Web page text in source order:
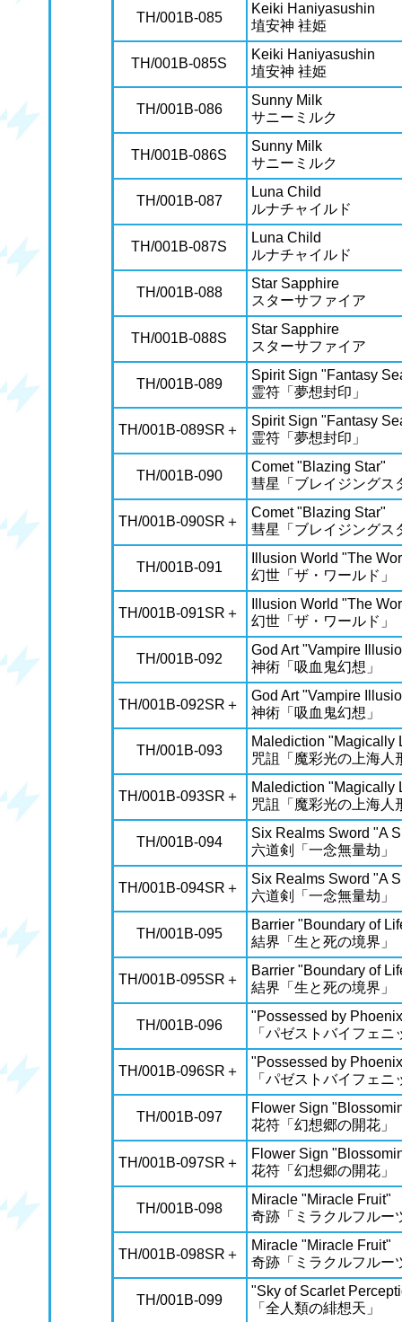
TH/001B-085
Keiki Haniyasushin
埴安神 袿姫
TH/001B-085S
Keiki Haniyasushin
埴安神 袿姫
TH/001B-086
Sunny Milk
サニーミルク
TH/001B-086S
Sunny Milk
サニーミルク
TH/001B-087
Luna Child
ルナチャイルド
TH/001B-087S
Luna Child
ルナチャイルド
TH/001B-088
Star Sapphire
スターサファイア
TH/001B-088S
Star Sapphire
スターサファイア
TH/001B-089
Spirit Sign "Fantasy
霊符「夢想封印」
TH/001B-089SR＋
Spirit Sign "Fantasy
霊符「夢想封印」
TH/001B-090
Comet "Blazing Star"
彗星「ブレイジングス
TH/001B-090SR＋
Comet "Blazing Star"
彗星「ブレイジングス
TH/001B-091
Illusion World "The
幻世「ザ・ワールド」
TH/001B-091SR＋
Illusion World "The
幻世「ザ・ワールド」
TH/001B-092
God Art "Vampire
神術「吸血鬼幻想」
TH/001B-092SR＋
God Art "Vampire
神術「吸血鬼幻想」
TH/001B-093
Malediction "Magically
咒詛「魔彩光の上海人
TH/001B-093SR＋
Malediction "Magically
咒詛「魔彩光の上海人
TH/001B-094
Six Realms Sword "A
六道剣「一念無量劫」
TH/001B-094SR＋
Six Realms Sword "A
六道剣「一念無量劫」
TH/001B-095
Barrier "Boundary of
結界「生と死の境界」
TH/001B-095SR＋
Barrier "Boundary of
結界「生と死の境界」
TH/001B-096
"Possessed by
「パゼストバイフェニ
TH/001B-096SR＋
"Possessed by
「パゼストバイフェニ
TH/001B-097
Flower Sign
花符「幻想郷の開花」
TH/001B-097SR＋
Flower Sign
花符「幻想郷の開花」
TH/001B-098
Miracle "Miracle Fruit"
奇跡「ミラクルフルー
TH/001B-098SR＋
Miracle "Miracle Fruit"
奇跡「ミラクルフルー
TH/001B-099
"Sky of Scarlet
「全人類の緋想天」